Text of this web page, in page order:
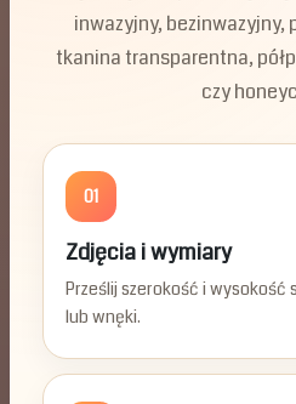
inwazyjny, bezinwazyjny,
tkanina transparentna,
czy
01
Zdjęcia i wymiary
Prześlij szerokość i wysokość
lub wnęki.